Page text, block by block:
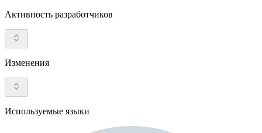
Активность разработчиков
Изменения
Используемые языки